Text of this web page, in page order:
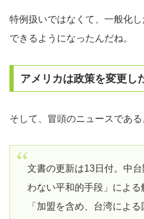
特例扱いではなくて、一般化
できるようになったんだね。
アメリカは政策を変更し
そして、冒頭のニュースである
文書の更新は13日付。中
わない平和的手段」による
「加盟を含め、台湾によ